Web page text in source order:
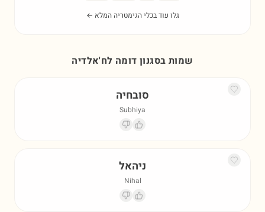
גלו עוד בכלי הגימטריה המלא ←
שמות בסגנון דומה לח'אלדיה
סובחיה
Subhiya
ניהאל
Nihal